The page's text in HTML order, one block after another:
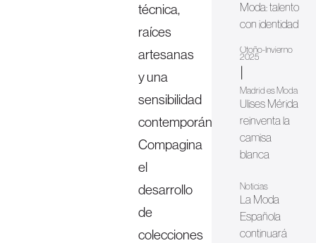
técnica,
raíces
artesanas
y una
sensibilidad
contemporánea.
Compagina
el
desarrollo
de
colecciones
Moda: talento
con identidad
Otoño-Invierno
2025
Madrid es Moda
Ulises Mérida
reinventa la
camisa
blanca
Noticias
La Moda
Española
continuará